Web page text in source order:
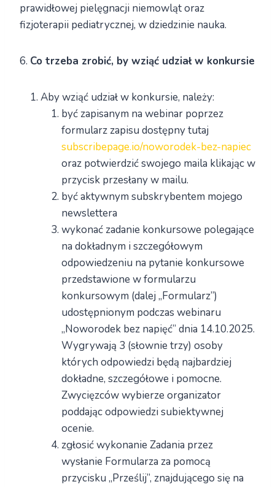
prawidłowej pielęgnacji niemowląt oraz
fizjoterapii pediatrycznej, w dziedzinie nauka.
6. Co trzeba zrobić, by wziąć udział w konkursie
Aby wziąć udział w konkursie, należy:
być zapisanym na webinar poprzez
formularz zapisu dostępny tutaj
subscribepage.io/noworodek-bez-napiec
oraz potwierdzić swojego maila klikając w
przycisk przesłany w mailu.
być aktywnym subskrybentem mojego
newslettera
wykonać zadanie konkursowe polegające
na dokładnym i szczegółowym
odpowiedzeniu na pytanie konkursowe
przedstawione w formularzu
konkursowym (dalej „Formularz”)
udostępnionym podczas webinaru
„Noworodek bez napięć” dnia 14.10.2025.
Wygrywają 3 (słownie trzy) osoby
których odpowiedzi będą najbardziej
dokładne, szczegółowe i pomocne.
Zwycięzców wybierze organizator
poddając odpowiedzi subiektywnej
ocenie.
zgłosić wykonanie Zadania przez
wysłanie Formularza za pomocą
przycisku „Prześlij”, znajdującego się na